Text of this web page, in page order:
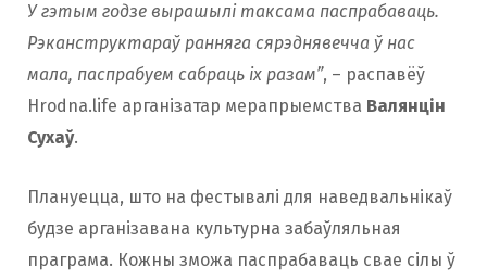
У гэтым годзе вырашылі таксама паспрабаваць.
Рэканструктараў ранняга сярэднявечча ў нас
мала, паспрабуем сабраць іх разам”, – распавёў
Hrodna.life арганізатар мерапрыемства Валянцін
Сухаў.
Плануецца, што на фестывалі для наведвальнікаў
будзе арганізавана культурна забаўляльная
праграма. Кожны зможа паспрабаваць свае сілы ў